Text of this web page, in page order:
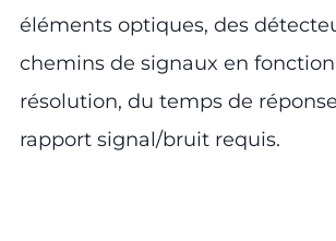
éléments optiques, des
chemins de signaux en
résolution, du temps de
rapport signal/bruit requis.